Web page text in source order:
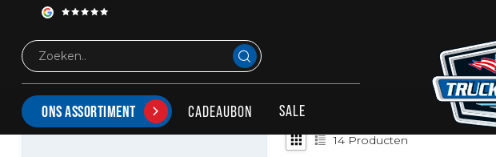
ONS ASSORTIMENT CADEAUBON SALE
TRUX
14 Producten